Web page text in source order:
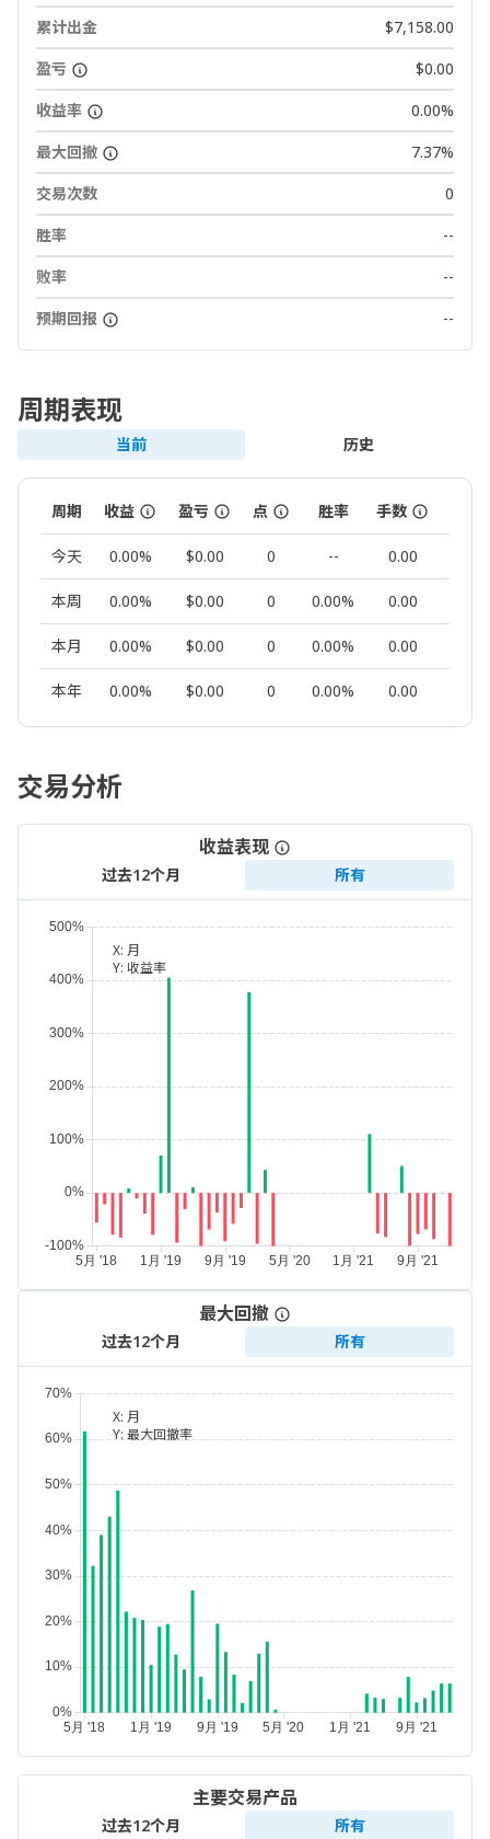
累计出金
$7,158.00
盈亏
$0.00
收益率
0.00%
最大回撤
7.37%
交易次数
0
胜率
--
败率
--
预期回报
--
周期表现
当前 历史
周期 收益 盈亏 点 胜率 手数
今天 0.00% $0.00 0 -- 0.00
本周 0.00% $0.00 0 0.00% 0.00
本月 0.00% $0.00 0 0.00% 0.00
本年 0.00% $0.00 0 0.00% 0.00
交易分析
收益表现
过去12个月 所有
X: 月
Y: 收益率
最大回撤
过去12个月 所有
X: 月
Y: 最大回撤率
主要交易产品
过去12个月 所有